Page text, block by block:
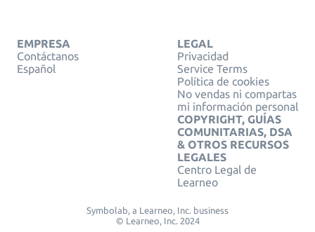
EMPRESA
Contáctanos
Español
LEGAL
Privacidad
Service Terms
Política de cookies
No vendas ni compartas
mi información personal
COPYRIGHT, GUÍAS
COMUNITARIAS, DSA
& OTROS RECURSOS
LEGALES
Centro Legal de
Learneo
Symbolab, a Learneo, Inc. business
© Learneo, Inc. 2024